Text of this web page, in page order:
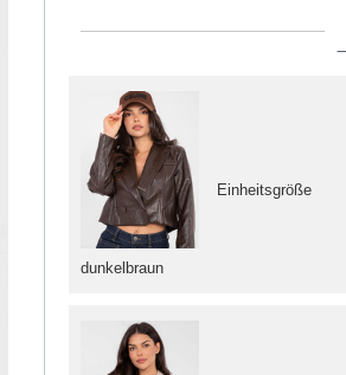
dunkelbraun
Einheitsgröße